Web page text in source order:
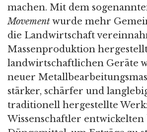
machen. Mit dem
Movementwurde mehr
die Landwirtschaft
Massenproduktion
landwirtschaftlichen Geräte
neuer
stärker, schärfer und
traditionell hergestellte
Wissenschaftler entwickelten